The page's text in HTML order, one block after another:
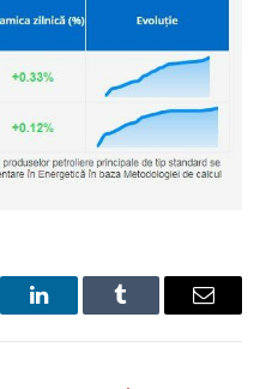
LinkedInTumblr Email